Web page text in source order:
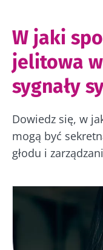
Celiakia
Otyłość
Co jeść,
mikrobiotę?
W jaki
jelitowa
sygnały
Dowiedz się, w
mogą być
głodu i